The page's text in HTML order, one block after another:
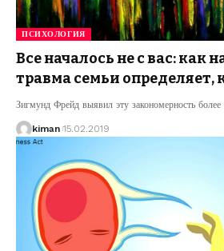
ПСИХОЛОГИЯ
Все началось не с вас: как
травма семьи определяет,
Зигмунд Фрейд выявил эту закономерность более
kiman 15.02.2019